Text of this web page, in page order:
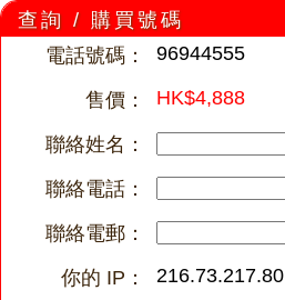
查詢 / 購買號碼
電話號碼：
96944555
售價： HK$4,888
聯絡姓名：
聯絡電話：
聯絡電郵：
你的 IP：
216.73.217.80